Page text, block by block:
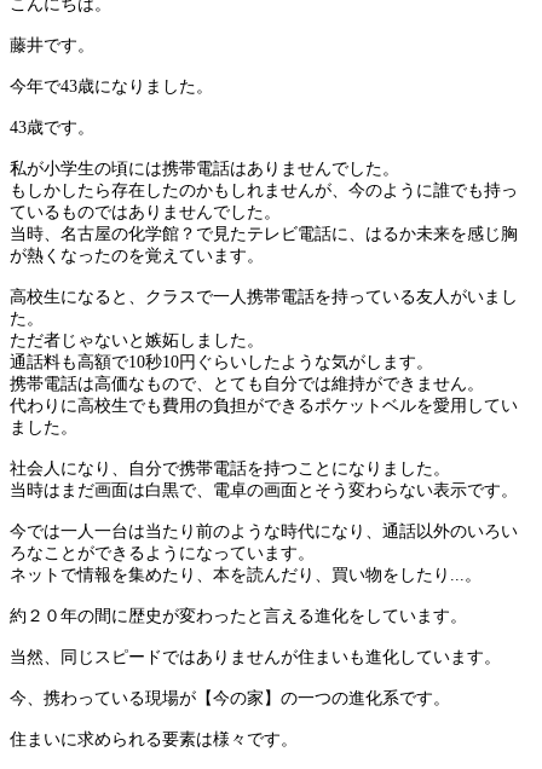
こんにちは。
藤井です。
今年で43歳になりました。
43歳です。
私が小学生の頃には携帯電話はありませんでした。
もしかしたら存在したのかもしれませんが、今のように誰でも持っ
ているものではありませんでした。
当時、名古屋の化学館？で見たテレビ電話に、はるか未来を感じ胸
が熱くなったのを覚えています。
高校生になると、クラスで一人携帯電話を持っている友人がいまし
た。
ただ者じゃないと嫉妬しました。
通話料も高額で10秒10円ぐらいしたような気がします。
携帯電話は高価なもので、とても自分では維持ができません。
代わりに高校生でも費用の負担ができるポケットベルを愛用してい
ました。
社会人になり、自分で携帯電話を持つことになりました。
当時はまだ画面は白黒で、電卓の画面とそう変わらない表示です。
今では一人一台は当たり前のような時代になり、通話以外のいろい
ろなことができるようになっています。
ネットで情報を集めたり、本を読んだり、買い物をしたり...。
約２０年の間に歴史が変わったと言える進化をしています。
当然、同じスピードではありませんが住まいも進化しています。
今、携わっている現場が【今の家】の一つの進化系です。
住まいに求められる要素は様々です。